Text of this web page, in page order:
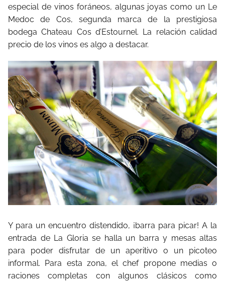
especial de vinos foráneos, algunas joyas como un Le
Medoc de Cos, segunda marca de la prestigiosa
bodega Chateau Cos d’Estournel. La relación calidad
precio de los vinos es algo a destacar.
Y para un encuentro distendido, ¡barra para picar! A la
entrada de La Gloria se halla un barra y mesas altas
para poder disfrutar de un aperitivo o un picoteo
informal. Para esta zona, el chef propone medias o
raciones completas con algunos clásicos como